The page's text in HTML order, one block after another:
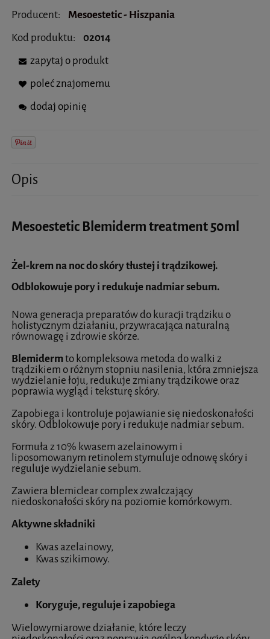
Producent:
Mesoestetic - Hiszpania
Kod produktu:
02014
zapytaj o produkt
poleć znajomemu
dodaj opinię
Opis
Mesoestetic Blemiderm treatment 50ml
Żel-krem na noc do skóry tłustej i trądzikowej.
Odblokowuje pory i redukuje nadmiar sebum.
Nowa generacja preparatów do kuracji trądziku o
holistycznym działaniu, przywracająca naturalną
równowagę i zdrowie skórze.
Blemidermto kompleksowa metoda do walki z
trądzikiem o różnym stopniu nasilenia, która zmniejsza
wydzielanie łoju, redukuje zmiany trądzikowe oraz
poprawia wygląd i teksturę skóry.
Zapobiega i kontroluje pojawianie się niedoskonałości
skóry. Odblokowuje pory i redukuje nadmiar sebum.
Formuła z 10% kwasem azelainowym i
liposomowanym retinolem stymuluje odnowę skóry i
reguluje wydzielanie sebum.
Zawiera blemiclear complex zwalczający
niedoskonałości skóry na poziomie komórkowym.
Aktywne składniki
Kwas azelainowy,
Kwas szikimowy.
Zalety
Koryguje, reguluje i zapobiega
Wielowymiarowe działanie, które leczy